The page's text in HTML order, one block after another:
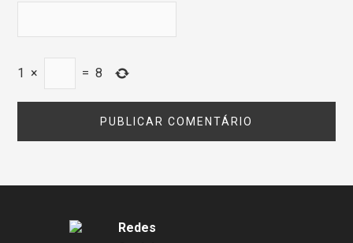
1 × = 8
Redes